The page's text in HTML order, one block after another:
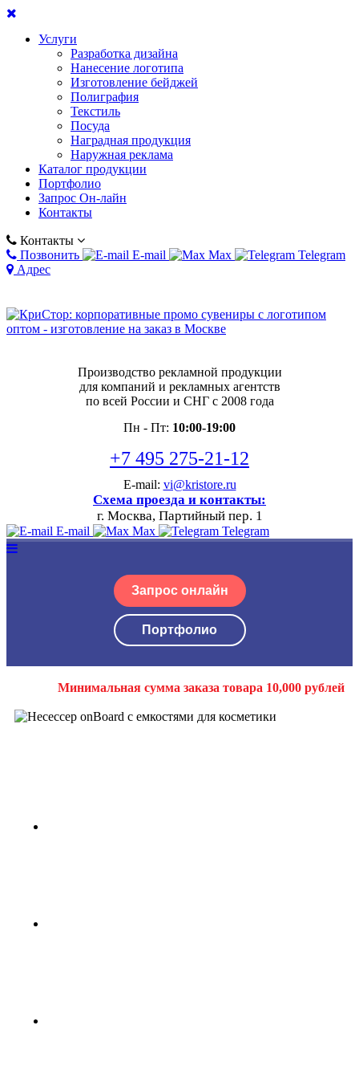
Услуги
Разработка дизайна
Нанесение логотипа
Изготовление бейджей
Полиграфия
Текстиль
Посуда
Наградная продукция
Наружная реклама
Каталог продукции
Портфолио
Запрос Он-лайн
Контакты
Контакты
Позвонить
E-mail Max
Telegram
Адрес
Производство рекламной продукции
для компаний и рекламных агентств
по всей России и СНГ с 2008 года
Пн - Пт: 10:00-19:00
+7 495 275-21-12
E-mail: vi@kristore.ru
Схема проезда и контакты:
г. Москва, Партийный пер. 1
E-mail Max Telegram
Запрос онлайн
Портфолио
Минимальная сумма заказа товара 10,000 рублей